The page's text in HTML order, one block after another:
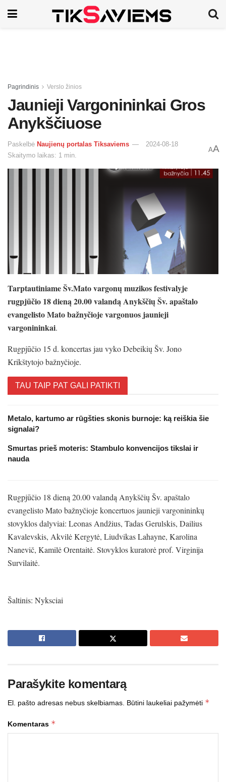
Pagrindinis Verslo žinios
Jaunieji Vargonininkai Gros
Anykščiuose
Paskelbė Naujienų portalas Tiksaviems
2024-08-18
Skaitymo laikas: 1 min.
AA
Tarptautiniame Šv.Mato vargonų muzikos festivalyje
rugpjūčio 18 dieną 20.00 valandą Anykščių Šv. apaštalo
evangelisto Mato bažnyčioje vargonuos jaunieji
vargonininkai.
Rugpjūčio 15 d. koncertas jau vyko Debeikių Šv. Jono
Krikštytojo bažnyčioje.
TAU TAIP PAT GALI PATIKTI
Metalo, kartumo ar rūgšties skonis burnoje: ką reiškia šie
signalai?
Smurtas prieš moteris: Stambulo konvencijos tikslai ir
nauda
Rugpjūčio 18 dieną 20.00 valandą Anykščių Šv. apaštalo
evangelisto Mato bažnyčioje koncertuos jaunieji vargonininkų
stovyklos dalyviai: Leonas Andžius, Tadas Gerulskis, Dailius
Kavalevskis, Akvilė Kergytė, Liudvikas Lahayne, Karolina
Nanevič, Kamilė Orentaitė. Stovyklos kuratorė prof. Virginija
Survilaitė.
Šaltinis: Nyksciai
Parašykite komentarą
El. pašto adresas nebus skelbiamas. Būtini laukeliai pažymėti *
Komentaras *